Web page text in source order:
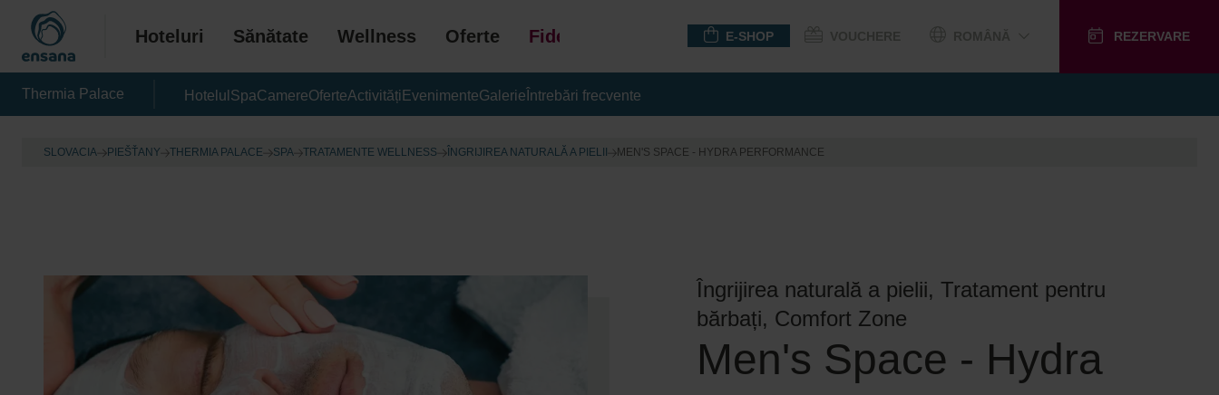
Hoteluri Sănătate Wellness Oferte Fidelizare E-SHOP REZERVARE
Thermia Palace Hotelul SpaCamereOferteActivități EvenimenteGalerie Întrebări frecvente
SLOVACIA PIEŠŤANY THERMIA PALACE SPA TRATAMENTE WELLNESS ÎNGRIJIREA NATURALĂ A PIELII MEN'S SPACE - HYDRA PERFORMANCE
Îngrijirea naturală a pielii, Tratament pentru
bărbați, Comfort Zone
Men's Space - Hydra